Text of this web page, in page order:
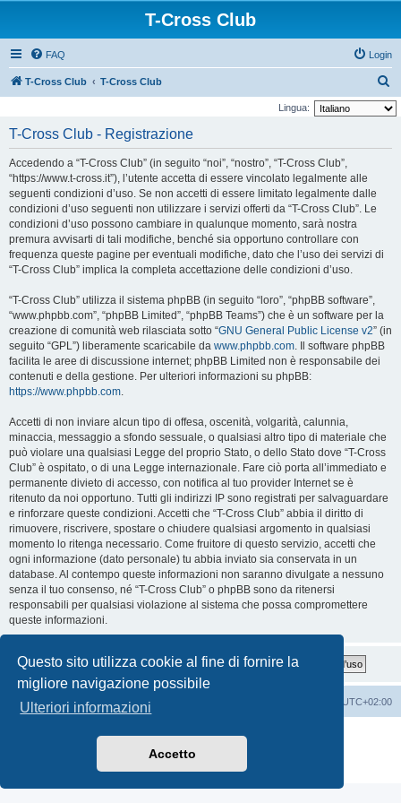
Questo sito utilizza cookie al fine di fornire la
migliore navigazione possibile
Ulteriori informazioni
Accetto
T-Cross Club
FAQ Login
T-Cross Club T-Cross Club
e
Lingua:
T-Cross Club - Registrazione
Accedendo a “T-Cross Club” (in seguito “noi”, “nostro”, “T-Cross Club”,
“https://www.t-cross.it”), l’utente accetta di essere vincolato legalmente alle
seguenti condizioni d’uso. Se non accetti di essere limitato legalmente dalle
condizioni d’uso seguenti non utilizzare i servizi offerti da “T-Cross Club”. Le
condizioni d’uso possono cambiare in qualunque momento, sarà nostra
premura avvisarti di tali modifiche, benché sia opportuno controllare con
frequenza queste pagine per eventuali modifiche, dato che l’uso dei servizi di
“T-Cross Club” implica la completa accettazione delle condizioni d’uso.
“T-Cross Club” utilizza il sistema phpBB (in seguito “loro”, “phpBB software”,
“www.phpbb.com”, “phpBB Limited”, “phpBB Teams”) che è un software per la
creazione di comunità web rilasciata sotto “GNU General Public License v2” (in
seguito “GPL”) liberamente scaricabile da www.phpbb.com. Il software phpBB
facilita le aree di discussione internet; phpBB Limited non è responsabile dei
contenuti e della gestione. Per ulteriori informazioni su phpBB:
https://www.phpbb.com.
Accetti di non inviare alcun tipo di offesa, oscenità, volgarità, calunnia,
minaccia, messaggio a sfondo sessuale, o qualsiasi altro tipo di materiale che
può violare una qualsiasi Legge del proprio Stato, o dello Stato dove “T-Cross
Club” è ospitato, o di una Legge internazionale. Fare ciò porta all’immediato e
permanente divieto di accesso, con notifica al tuo provider Internet se è
ritenuto da noi opportuno. Tutti gli indirizzi IP sono registrati per salvaguardare
e rinforzare queste condizioni. Accetti che “T-Cross Club” abbia il diritto di
rimuovere, riscrivere, spostare o chiudere qualsiasi argomento in qualsiasi
momento lo ritenga necessario. Come fruitore di questo servizio, accetti che
ogni informazione (dato personale) tu abbia inviato sia conservata in un
database. Al contempo queste informazioni non saranno divulgate a nessuno
senza il tuo consenso, né “T-Cross Club” o phpBB sono da ritenersi
responsabili per qualsiasi violazione al sistema che possa compromettere
queste informazioni.
T-Cross Club T-Cross Club UTC+02:00
Traduzione Italiana